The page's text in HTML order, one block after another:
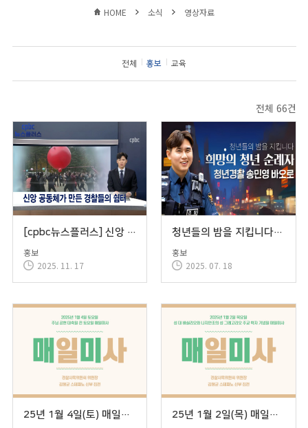
HOME 소식 영상자료
전체 홍보 교육
전체 66건
[cpbc뉴스플러스] 신앙 공동체가 만든 경찰들의 쉼터
홍보
2025. 11. 17
청년들의 밤을 지킵니다! | 청년 경찰 송민영 바오로 | 희망의 청년순례자 ep.11
홍보
2025. 07. 18
25년 1월 4일(토) 매일미사
25년 1월 2일(목) 매일미사